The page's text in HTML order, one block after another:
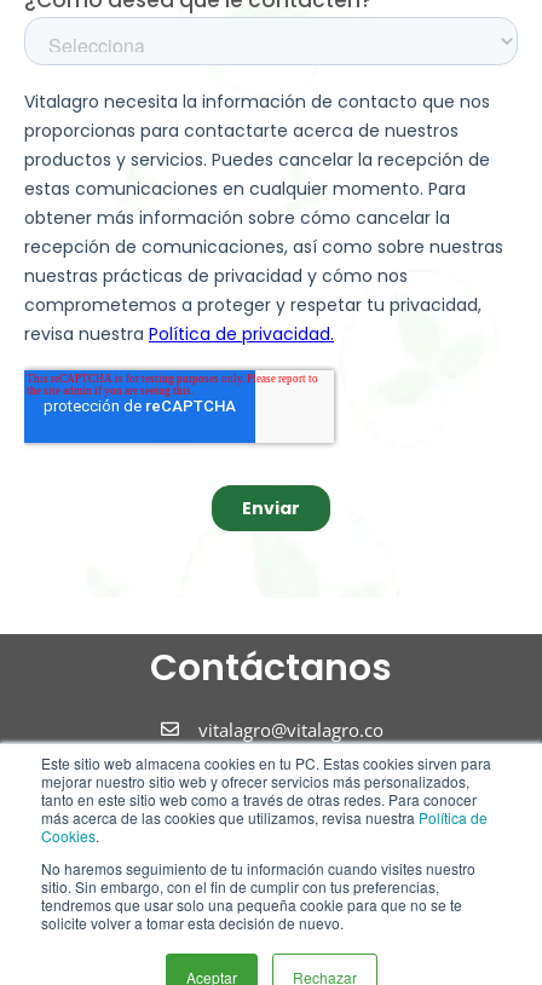
Este sitio web almacena cookies en tu PC. Estas cookies sirven para
mejorar nuestro sitio web y ofrecer servicios más personalizados,
tanto en este sitio web como a través de otras redes. Para conocer
más acerca de las cookies que utilizamos, revisa nuestra Política de
Cookies.
No haremos seguimiento de tu información cuando visites nuestro
sitio. Sin embargo, con el fin de cumplir con tus preferencias,
tendremos que usar solo una pequeña cookie para que no se te
solicite volver a tomar esta decisión de nuevo.
Aceptar Rechazar
Contáctanos
vitalagro@vitalagro.co
310 305 11 23
310 305 11 23
Síguenos
a
n
i
Hola!! ¿como te podemos ayudar?